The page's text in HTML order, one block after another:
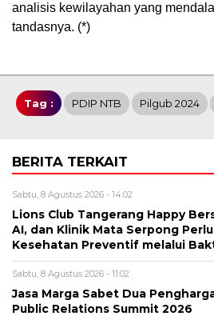
analisis kewilayahan yang
tandasnya. (*)
Tag : PDIP NTB Pilgub 2024
BERITA TERKAIT
Sabtu, 8 Agustus 2026 - 14:02
Lions Club Tangerang Happy
AI, dan Klinik Mata Serpong
Kesehatan Preventif melalui
Sabtu, 8 Agustus 2026 - 11:02
Jasa Marga Sabet Dua
Public Relations Summit 2026